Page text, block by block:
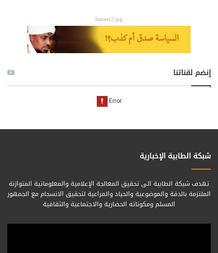
banner2.jpg
إنضم لقناتنا
شبكة الطابية الإخبارية
تهدف شبكة الطابية الى تحقيق المعالجة الإعلامية والمعلوماتية المتوازنة
الملتزمة بالدقة والموضوعية والحياد والمراعية لتحقيق الانسجام مع الجمهور
المسلم ومكوناته الحضارية والاجتماعية والثقافية